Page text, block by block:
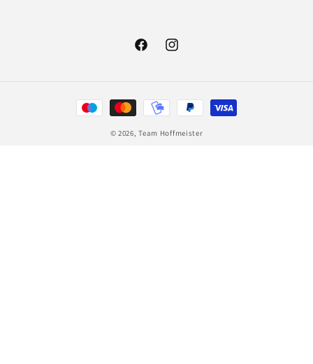
FacebookInstagram
Zahlungsmethoden
© 2026,Team Hoffmeister